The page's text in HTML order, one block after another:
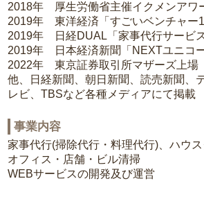
2018年 厚生労働省主催イクメンアワ
2019年 東洋経済「すごいベンチャー
2019年 日経DUAL「家事代行サービ
2019年 日本経済新聞「NEXTユニコ
2022年 東京証券取引所マザーズ上場
他、日経新聞、朝日新聞、読売新聞、
レビ、TBSなど各種メディアにて掲載
事業内容
家事代行(掃除代行・料理代行)、ハウ
オフィス・店舗・ビル清掃
WEBサービスの開発及び運営